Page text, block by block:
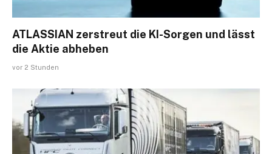
ATLASSIAN zerstreut die KI-Sorgen und lässt
die Aktie abheben
vor 2 Stunden